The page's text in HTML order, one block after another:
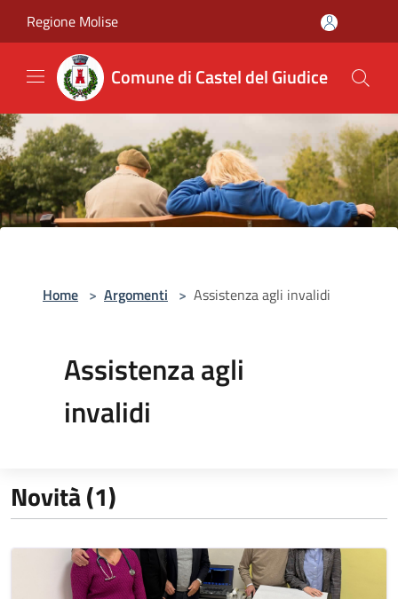
Regione Molise
Comune di Castel del Giudice
Home > Argomenti > Assistenza agli invalidi
Assistenza agli
invalidi
Novità (1)